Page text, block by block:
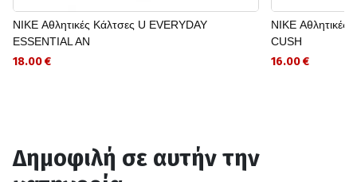
NIKE Αθλητικές Κάλτσες U EVERYDAY
ESSENTIAL AN
18.00 €
NIKE Αθλητικές
CUSH
16.00 €
Δημοφιλή σε αυτήν την